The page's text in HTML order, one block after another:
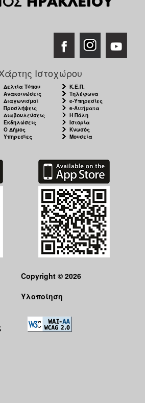
Ιστοχώρου
Δελτία Τύπου
Ανακοινώσεις
Διαγωνισμοί
Προσλήψεις
Διαβουλεύσεις
Εκδηλώσεις
Ο Δήμος
Υπηρεσίες
Κ.Ε.Π.
Τηλέφωνα
e-Υπηρεσίες
e-Αιτήματα
Η Πόλη
Ιστορία
Κνωσός
Μουσεία
Copyright © 2026
Υλοποίηση